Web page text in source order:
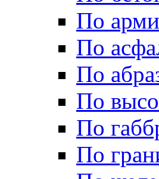
По
По
По
По
По
По